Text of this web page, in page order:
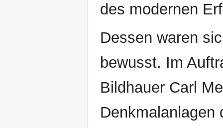
des modernen
Dessen waren
bewusst. Im
Bildhauer Carl
Denkmalanlagen